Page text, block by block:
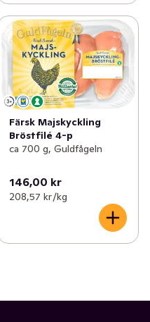
Färsk Majskyckling
Bröstfilé 4-p
ca 700 g, Guldfågeln
146,00 kr
208,57 kr /kg